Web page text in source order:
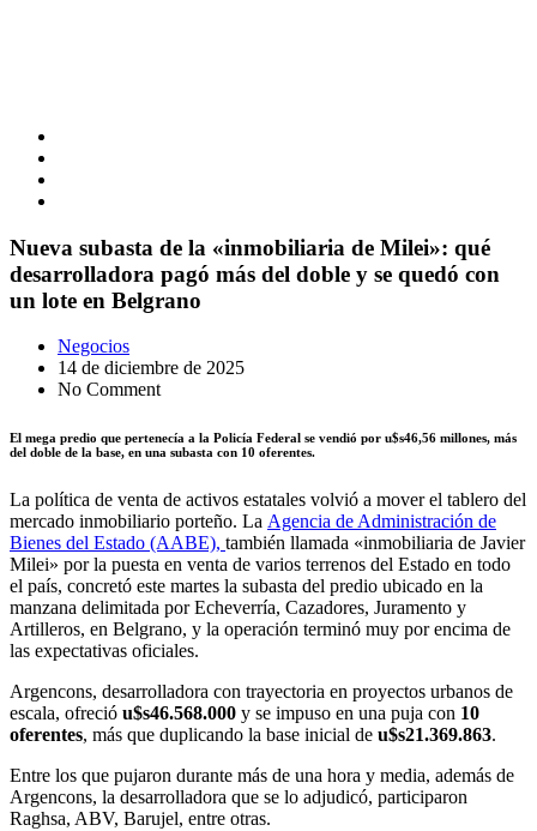
Nueva subasta de la «inmobiliaria de Milei»: qué
desarrolladora pagó más del doble y se quedó con
un lote en Belgrano
Negocios
14 de diciembre de 2025
No Comment
El mega predio que pertenecía a la Policía Federal se vendió por u$s46,56 millones, más
del doble de la base, en una subasta con 10 oferentes.
La política de venta de activos estatales volvió a mover el tablero del
mercado inmobiliario porteño. La Agencia de Administración de
Bienes del Estado (AABE), también llamada «inmobiliaria de Javier
Milei» por la puesta en venta de varios terrenos del Estado en todo
el país, concretó este martes la subasta del predio ubicado en la
manzana delimitada por Echeverría, Cazadores, Juramento y
Artilleros, en Belgrano, y la operación terminó muy por encima de
las expectativas oficiales.
Argencons, desarrolladora con trayectoria en proyectos urbanos de
escala, ofreció u$s46.568.000 y se impuso en una puja con 10
oferentes, más que duplicando la base inicial de u$s21.369.863.
Entre los que pujaron durante más de una hora y media, además de
Argencons, la desarrolladora que se lo adjudicó, participaron
Raghsa, ABV, Barujel, entre otras.